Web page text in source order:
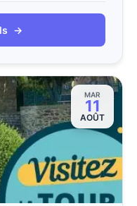
→
MAR
11
AOÛT